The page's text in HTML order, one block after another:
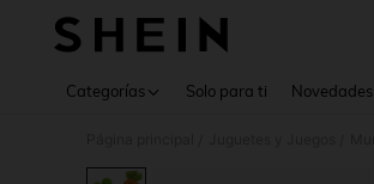
Categorías Solo para ti Novedades